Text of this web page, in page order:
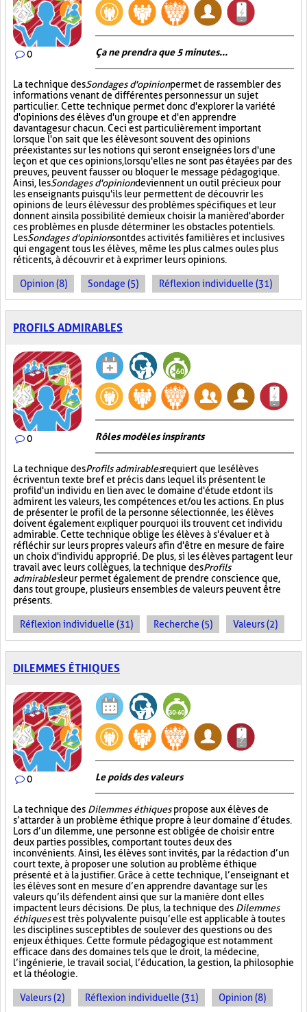
0 Ça ne prendra que 5 minutes...
La technique desSondages d'opinionpermet de rassembler des
informations venant de différentes personnes sur un sujet
particulier. Cette technique permet donc d'explorer la variété
d'opinions des élèves d'un groupe et d'en apprendre
davantage sur chacun. Ceci est particulièrement important
lorsque l'on sait que les élèves ont souvent des opinions
préexistantes sur les notions qui seront enseignées lors d'une
leçon et que ces opinions, lorsqu'elles ne sont pas étayées par des
preuves, peuvent fausser ou bloquer le message pédagogique.
Ainsi, lesSondages d'opiniondeviennent un outil précieux pour
les enseignants puisqu'ils leur permettent de découvrir les
opinions de leurs élèves sur des problèmes spécifiques et leur
donnent ainsi la possibilité de mieux choisir la manière d'aborder
ces problèmes en plus de déterminer les obstacles potentiels.
LesSondages d'opinionsont des activités familières et inclusives
qui engagent tous les élèves, même les plus calmes ou les plus
réticents, à découvrir et à exprimer leurs opinions.
Opinion (8) Sondage (5) Réflexion individuelle (31)
PROFILS ADMIRABLES
0 Rôles modèles inspirants
La technique desProfils admirablesrequiert que les élèves
écrivent un texte bref et précis dans lequel ils présentent le
profil d'un individu en lien avec le domaine d'étude et dont ils
admirent les valeurs, les compétences et/ou les actions. En plus
de présenter le profil de la personne sélectionnée, les élèves
doivent également expliquer pourquoi ils trouvent cet individu
admirable. Cette technique oblige les élèves à s'évaluer et à
réfléchir sur leurs propres valeurs afin d'être en mesure de faire
un choix d'individu approprié. De plus, si les élèves partagent leur
travail avec leurs collègues, la technique desProfils
admirablesleur permet également de prendre conscience que,
dans tout groupe, plusieurs ensembles de valeurs peuvent être
présents.
Réflexion individuelle (31) Recherche (5) Valeurs (2)
DILEMMES ÉTHIQUES
0 Le poids des valeurs
La technique des Dilemmes éthiquespropose aux élèves de
s’attarder à un problème éthique propre à leur domaine d’études.
Lors d’un dilemme, une personne est obligée de choisir entre
deux parties possibles, comportant toutes deux des
inconvénients. Ainsi, les élèves sont invités, par la rédaction d’un
court texte, à proposer une solution au problème éthique
présenté et à la justifier. Grâce à cette technique, l’enseignant et
les élèves sont en mesure d’en apprendre davantage sur les
valeurs qu’ils défendent ainsi que sur la manière dont elles
impactent leurs décisions. De plus, la technique des Dilemmes
éthiquesest très polyvalente puisqu’elle est applicable à toutes
les disciplines susceptibles de soulever des questions ou des
enjeux éthiques. Cette formule pédagogique est notamment
efficace dans des domaines tels que le droit, la médecine,
l’ingénierie, le travail social, l’éducation, la gestion, la philosophie
et la théologie.
Valeurs (2) Réflexion individuelle (31) Opinion (8)